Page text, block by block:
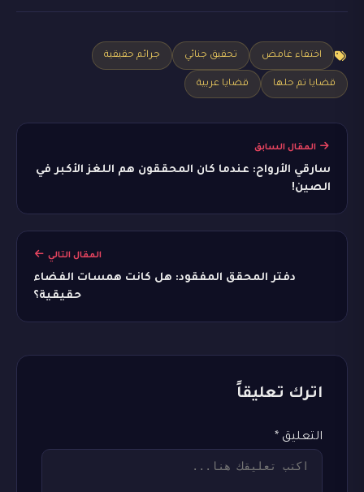
اختفاء غامض تحقيق جنائي جرائم حقيقية
قضايا تم حلها قضايا عربية
المقال السابق
سارقي الأرواح: عندما كان المحققون هم اللغز الأكبر في
الصين!
المقال التالي
دفتر المحقق المفقود: هل كانت همسات الفضاء
حقيقية؟
اترك تعليقاً
التعليق *